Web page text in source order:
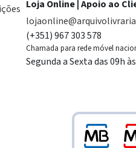
Loja Online | Apoio ao
(+351) 967 303 578
Chamada para rede móvel
Segunda a Sexta das 09h